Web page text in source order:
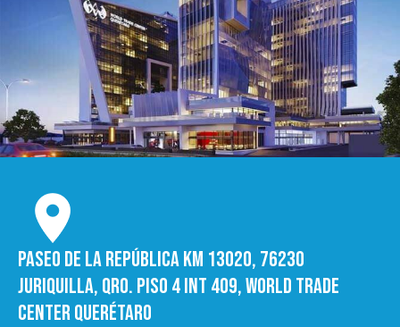
Paseo de la República Km 13020, 76230
Juriquilla, Qro. Piso 4 int 409, World trade
Center Querétaro